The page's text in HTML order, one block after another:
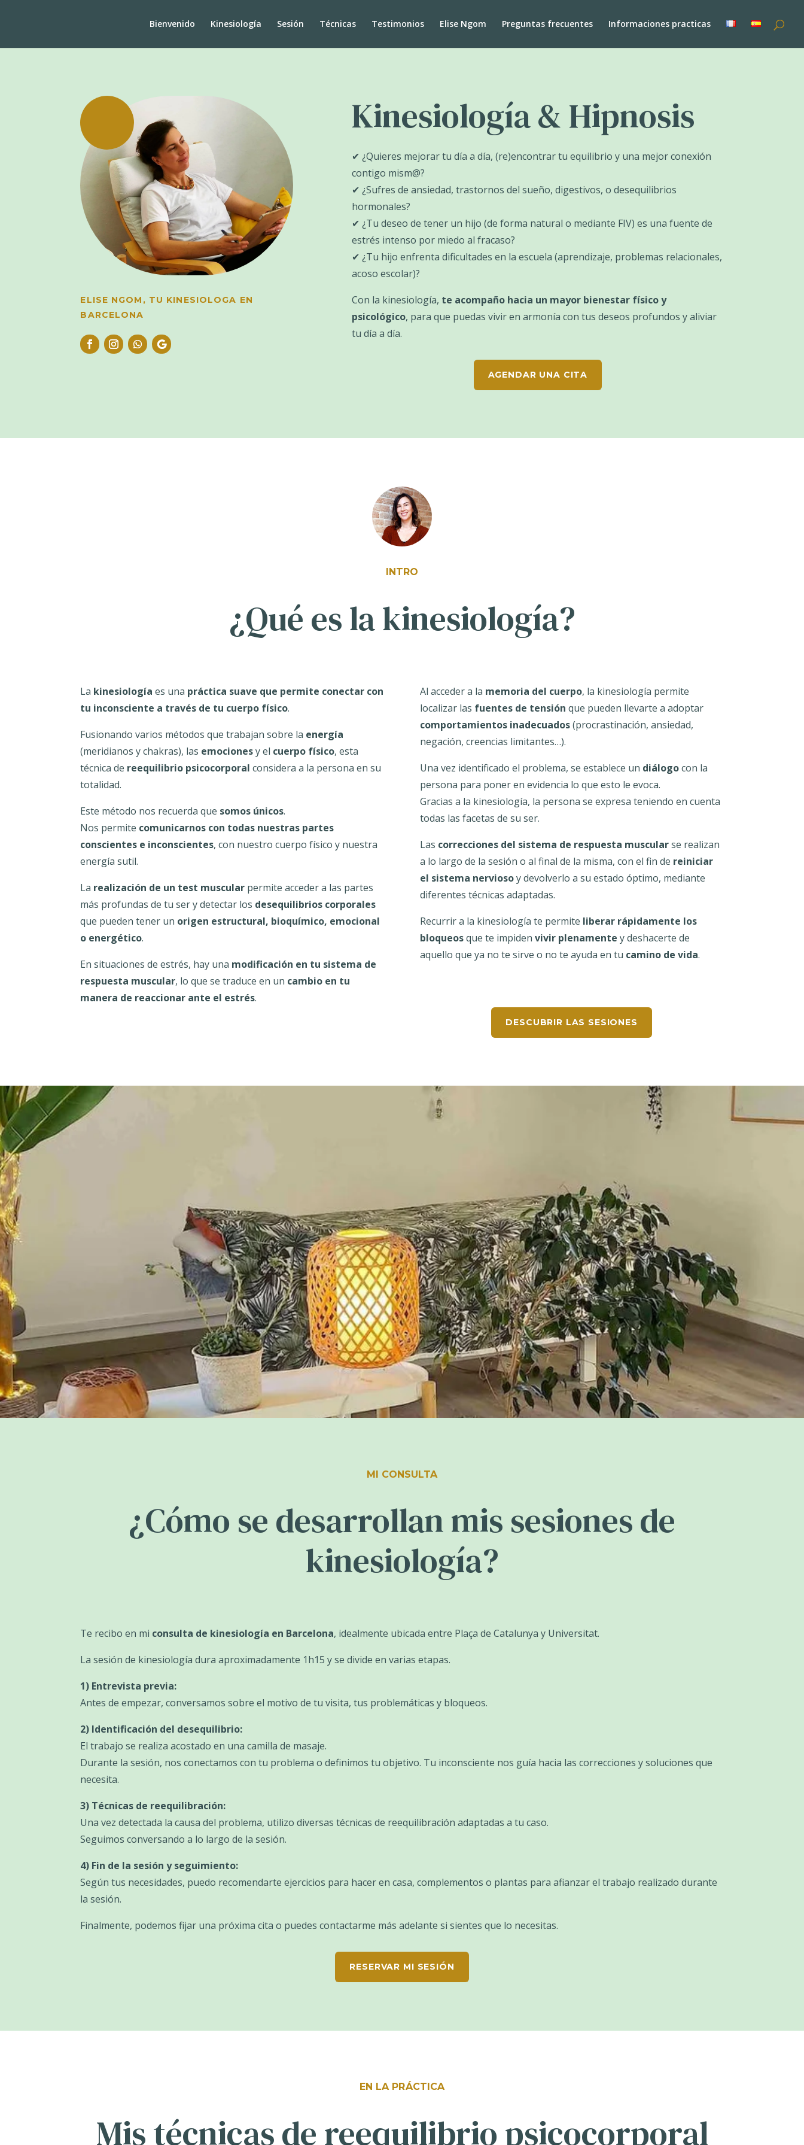
Bienvenido Kinesiología Sesión Técnicas Testimonios Elise Ngom Preguntas frecuentes Informaciones practicas
ELISE NGOM, TU KINESIOLOGA EN
BARCELONA
Kinesiología & Hipnosis
✔ ¿Quieres mejorar tu día a día, (re)encontrar tu equilibrio y una mejor conexión
contigo mism@?
✔ ¿Sufres de ansiedad, trastornos del sueño, digestivos, o desequilibrios
hormonales?
✔ ¿Tu deseo de tener un hijo (de forma natural o mediante FIV) es una fuente de
estrés intenso por miedo al fracaso?
✔ ¿Tu hijo enfrenta dificultades en la escuela (aprendizaje, problemas relacionales,
acoso escolar)?
Con la kinesiología, te acompaño hacia un mayor bienestar físico y
psicológico, para que puedas vivir en armonía con tus deseos profundos y aliviar
tu día a día.
AGENDAR UNA CITA
INTRO
¿Qué es la kinesiología?
La kinesiología es una práctica suave que permite conectar con
tu inconsciente a través de tu cuerpo físico.
Fusionando varios métodos que trabajan sobre la energía
(meridianos y chakras), las emocionesy el cuerpo físico, esta
técnica de reequilibrio psicocorporal considera a la persona en su
totalidad.
Este método nos recuerda que somos únicos.
Nos permite comunicarnos con todas nuestras partes
conscientes e inconscientes, con nuestro cuerpo físico y nuestra
energía sutil.
La realización de un test muscular permite acceder a las partes
más profundas de tu ser y detectar los desequilibrios corporales
que pueden tener un origen estructural, bioquímico, emocional
o energético.
En situaciones de estrés, hay una modificación en tu sistema de
respuesta muscular, lo que se traduce en un cambio en tu
manera de reaccionar ante el estrés.
Al acceder a la memoria del cuerpo, la kinesiología permite
localizar las fuentes de tensión que pueden llevarte a adoptar
comportamientos inadecuados(procrastinación, ansiedad,
negación, creencias limitantes…).
Una vez identificado el problema, se establece un diálogocon la
persona para poner en evidencia lo que esto le evoca.
Gracias a la kinesiología, la persona se expresa teniendo en cuenta
todas las facetas de su ser.
Las correcciones del sistema de respuesta muscularse realizan
a lo largo de la sesión o al final de la misma, con el fin de reiniciar
el sistema nerviosoy devolverlo a su estado óptimo, mediante
diferentes técnicas adaptadas.
Recurrir a la kinesiología te permite liberar rápidamente los
bloqueosque te impiden vivir plenamente y deshacerte de
aquello que ya no te sirve o no te ayuda en tu camino de vida.
DESCUBRIR LAS SESIONES
MI CONSULTA
¿Cómo se desarrollan mis sesiones de
kinesiología?
Te recibo en mi consulta de kinesiología en Barcelona, idealmente ubicada entre Plaça de Catalunya y Universitat.
La sesión de kinesiología dura aproximadamente 1h15 y se divide en varias etapas.
1) Entrevista previa:
Antes de empezar, conversamos sobre el motivo de tu visita, tus problemáticas y bloqueos.
2) Identificación del desequilibrio:
El trabajo se realiza acostado en una camilla de masaje.
Durante la sesión, nos conectamos con tu problema o definimos tu objetivo. Tu inconsciente nos guía hacia las correcciones y soluciones que
necesita.
3) Técnicas de reequilibración:
Una vez detectada la causa del problema, utilizo diversas técnicas de reequilibración adaptadas a tu caso.
Seguimos conversando a lo largo de la sesión.
4) Fin de la sesión y seguimiento:
Según tus necesidades, puedo recomendarte ejercicios para hacer en casa, complementos o plantas para afianzar el trabajo realizado durante
la sesión.
Finalmente, podemos fijar una próxima cita o puedes contactarme más adelante si sientes que lo necesitas.
RESERVAR MI SESIÓN
EN LA PRÁCTICA
Mis técnicas de reequilibrio psicocorporal